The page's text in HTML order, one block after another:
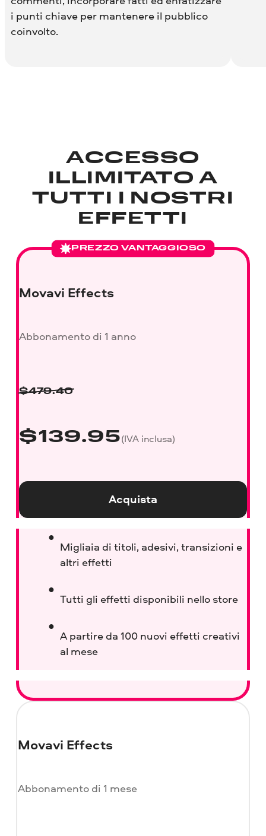
i punti chiave per mantenere il pubblico
coinvolto.
ACCESSO
ILLIMITATO A
TUTTI I NOSTRI
EFFETTI
PREZZO VANTAGGIOSO
Movavi Effects
Abbonamento di 1 anno
$479.40
$139.95(IVA inclusa)
Acquista
Migliaia di titoli, adesivi, transizioni e
altri effetti
Tutti gli effetti disponibili nello store
A partire da 100 nuovi effetti creativi
al mese
Movavi Effects
Abbonamento di 1 mese